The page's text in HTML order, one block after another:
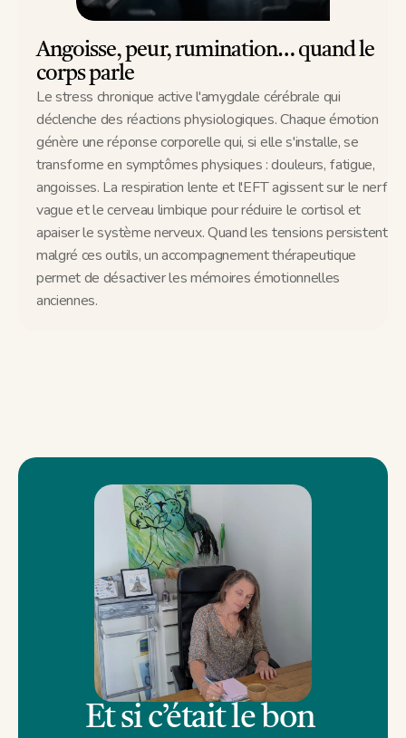
Angoisse, peur, rumination… quand le
corps parle
Le stress chronique active l'amygdale cérébrale qui
déclenche des réactions physiologiques. Chaque émotion
génère une réponse corporelle qui, si elle s'installe, se
transforme en symptômes physiques : douleurs, fatigue,
angoisses. La respiration lente et l'EFT agissent sur le nerf
vague et le cerveau limbique pour réduire le cortisol et
apaiser le système nerveux. Quand les tensions persistent
malgré ces outils, un accompagnement thérapeutique
permet de désactiver les mémoires émotionnelles
anciennes.
Et si c’était le bon